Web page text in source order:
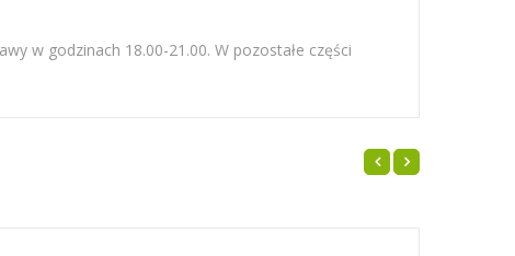
w godzinach 18.00-21.00. W pozostałe części